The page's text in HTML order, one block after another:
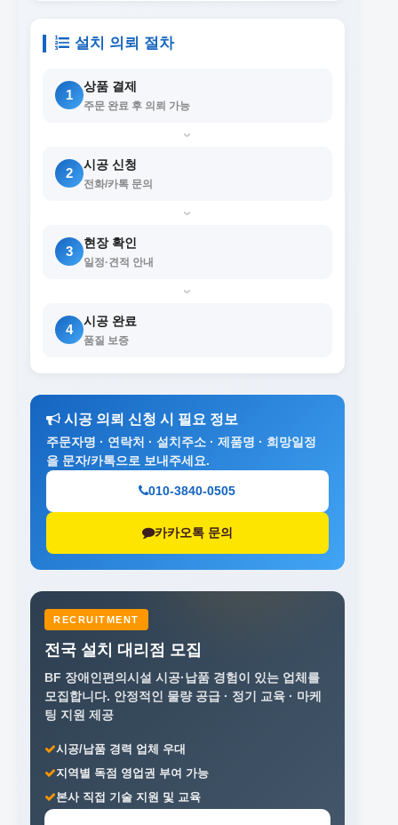
설치 의뢰 절차
1
상품 결제
주문 완료 후 의뢰 가능
›
2
시공 신청
전화/카톡 문의
›
3
현장 확인
일정·견적 안내
›
4
시공 완료
품질 보증
시공 의뢰 신청 시 필요 정보
주문자명 · 연락처 · 설치주소 · 제품명 · 희망일정
을 문자/카톡으로 보내주세요.
010-3840-0505
카카오톡 문의
RECRUITMENT
전국 설치 대리점 모집
BF 장애인편의시설 시공·납품 경험이 있는 업체를
모집합니다. 안정적인 물량 공급 · 정기 교육 · 마케
팅 지원 제공
시공/납품 경력 업체 우대
지역별 독점 영업권 부여 가능
본사 직접 기술 지원 및 교육